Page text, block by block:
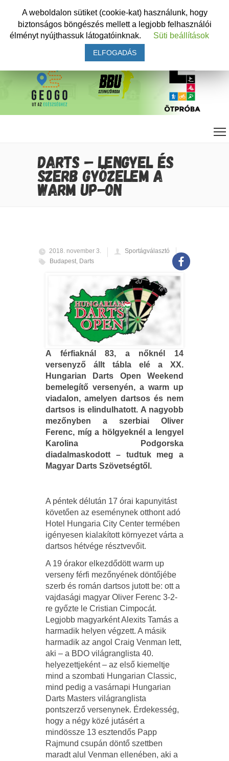
DARTS – LENGYEL ÉS
SZERB GYŐZELEM A
WARM UP-ON
2018. november 3.
Sportágválasztó
Budapest, Darts
A férfiaknál 83, a nőknél 14
versenyző állt tábla elé a XX.
Hungarian Darts Open Weekend
bemelegítő versenyén, a warm up
viadalon, amelyen dartsos és nem
dartsos is elindulhatott. A nagyobb
mezőnyben a szerbiai Oliver
Ferenc, míg a hölgyeknél a lengyel
Karolina Podgorska
diadalmaskodott – tudtuk meg a
Magyar Darts Szövetségtől.
A péntek délután 17 órai kapunyitást
követően az eseménynek otthont adó
Hotel Hungaria City Center termében
igényesen kialakított környezet várta a
dartsos hétvége résztvevőit.
A 19 órakor elkezdődött warm up
verseny férfi mezőnyének döntőjébe
szerb és román dartsos jutott be: ott a
vajdasági magyar Oliver Ferenc 3-2-
re győzte le Cristian Cimpocát.
Legjobb magyarként Alexits Tamás a
harmadik helyen végzett. A másik
harmadik az angol Craig Venman lett,
aki – a BDO világranglista 40.
helyezettjeként – az első kiemeltje
mind a szombati Hungarian Classic,
mind pedig a vasárnapi Hungarian
Darts Masters világranglista
pontszerző versenynek. Érdekesség,
hogy a négy közé jutásért a
mindössze 13 esztendős Papp
Rajmund csupán döntő szettben
maradt alul Venman ellenében, aki a
A weboldalon sütiket (cookie-kat) használunk, hogy
biztonságos böngészés mellett a legjobb felhasználói
élményt nyújthassuk látogatóinknak.
Süti beállítások
ELFOGADÁS